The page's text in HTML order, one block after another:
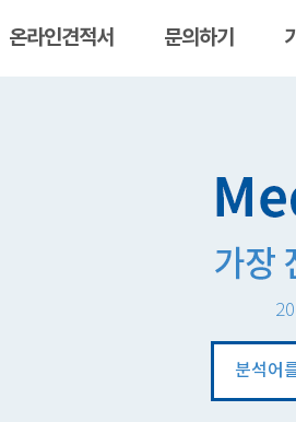
온라인견적서 문의하기
석